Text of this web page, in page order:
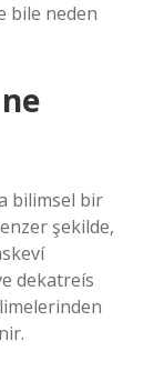
bile neden
bilimsel bir
şekilde,
dekatreís